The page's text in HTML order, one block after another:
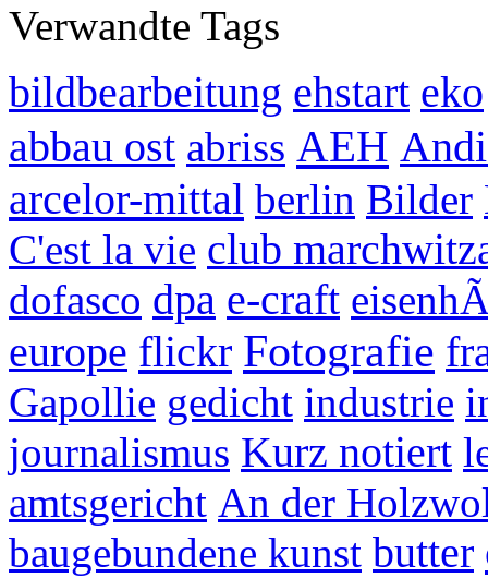
Verwandte Tags
bildbearbeitung ehstart eko
abbau ost abriss AEH
arcelor-mittal berlin Bilder
C'est la vie club
dofasco dpa e-craft
europe flickr Fotografie
Gapollie gedicht industrie
journalismus Kurz notiert
amtsgericht An der
baugebundene kunst butter